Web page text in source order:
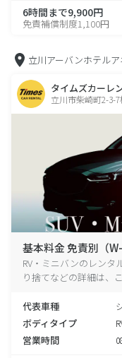
6時間まで9,900円
免責補償制度1,100円
立川アーバンホテル
タイムズカーレ
立川市柴崎町2-3-7
基本料金 免責別（W-
RV・ミニバンのレンタ
り捨てなどの詳細は、
代表車種
ボディタイプ
営業時間